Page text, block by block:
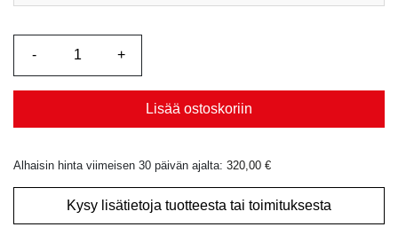
Lisää ostoskoriin
Alhaisin hinta viimeisen 30 päivän ajalta: 320,00 €
Kysy lisätietoja tuotteesta tai toimituksesta